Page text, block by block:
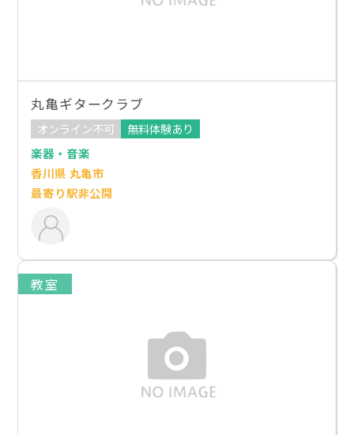
丸亀ギタークラブ
オンライン不可
無料体験あり
楽器・音楽
香川県 丸亀市
最寄り駅非公開
教室